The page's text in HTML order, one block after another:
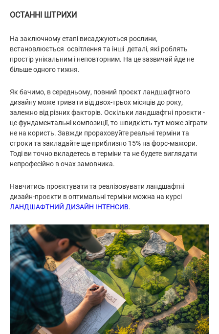
ОСТАННІ ШТРИХИ
На заключному етапі висаджуються рослини,
встановлюється освітлення та інші деталі, які роблять
простір унікальним і неповторним. На це зазвичай йде не
більше одного тижня.
Як бачимо, в середньому, повний проєкт ландшафтного
дизайну може тривати від двох-трьох місяців до року,
залежно від різних факторів. Оскільки ландшафтні проєкти -
це фундаментальні композиції, то швидкість тут може зіграти
не на користь. Завжди прораховуйте реальні терміни та
строки та закладайте ще приблизно 15% на форс-мажори.
Тоді ви точно вкладетесь в терміни та не будете виглядати
непрофесійно в очах замовника.
Навчитись проєктувати та реалізовувати ландшафтні
дизайн-проєкти в оптимальні терміни можна на курсі
ЛАНДШАФТНИЙ ДИЗАЙН ІНТЕНСИВ.